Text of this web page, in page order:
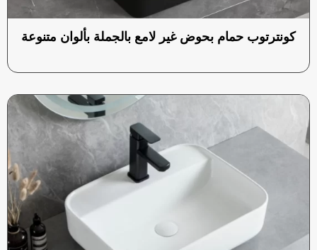
كونترتوب حمام بحوض غير لامع بالجملة بألوان متنوعة